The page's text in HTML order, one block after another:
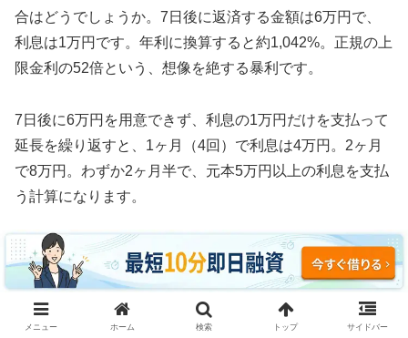
合はどうでしょうか。7日後に返済する金額は6万円で、
利息は1万円です。年利に換算すると約1,042%。正規の上
限金利の52倍という、想像を絶する暴利です。
7日後に6万円を用意できず、利息の1万円だけを支払って
延長を繰り返すと、1ヶ月（4回）で利息は4万円。2ヶ月
で8万円。わずか2ヶ月半で、元本5万円以上の利息を支払
う計算になります。
3ヶ月続けた場合、利息の支払い総額は約12万円。元本5
万円の2.4倍の利息を取られ、それでも借金は減っていま
せん。これがソフト闇金の実態です。
メニュー ホーム 検索 トップ サイドバー